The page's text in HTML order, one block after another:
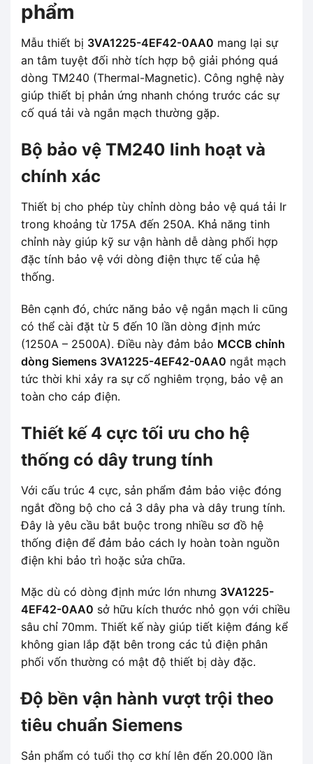
phẩm
Mẫu thiết bị 3VA1225-4EF42-0AA0 mang lại sự
an tâm tuyệt đối nhờ tích hợp bộ giải phóng quá
dòng TM240 (Thermal-Magnetic). Công nghệ này
giúp thiết bị phản ứng nhanh chóng trước các sự
cố quá tải và ngắn mạch thường gặp.
Bộ bảo vệ TM240 linh hoạt và
chính xác
Thiết bị cho phép tùy chỉnh dòng bảo vệ quá tải Ir
trong khoảng từ 175A đến 250A. Khả năng tinh
chỉnh này giúp kỹ sư vận hành dễ dàng phối hợp
đặc tính bảo vệ với dòng điện thực tế của hệ
thống.
Bên cạnh đó, chức năng bảo vệ ngắn mạch Ii cũng
có thể cài đặt từ 5 đến 10 lần dòng định mức
(1250A – 2500A). Điều này đảm bảo MCCB chỉnh
dòng Siemens 3VA1225-4EF42-0AA0 ngắt mạch
tức thời khi xảy ra sự cố nghiêm trọng, bảo vệ an
toàn cho cáp điện.
Thiết kế 4 cực tối ưu cho hệ
thống có dây trung tính
Với cấu trúc 4 cực, sản phẩm đảm bảo việc đóng
ngắt đồng bộ cho cả 3 dây pha và dây trung tính.
Đây là yêu cầu bắt buộc trong nhiều sơ đồ hệ
thống điện để đảm bảo cách ly hoàn toàn nguồn
điện khi bảo trì hoặc sửa chữa.
Mặc dù có dòng định mức lớn nhưng 3VA1225-
4EF42-0AA0 sở hữu kích thước nhỏ gọn với chiều
sâu chỉ 70mm. Thiết kế này giúp tiết kiệm đáng kể
không gian lắp đặt bên trong các tủ điện phân
phối vốn thường có mật độ thiết bị dày đặc.
Độ bền vận hành vượt trội theo
tiêu chuẩn Siemens
Sản phẩm có tuổi thọ cơ khí lên đến 20.000 lần